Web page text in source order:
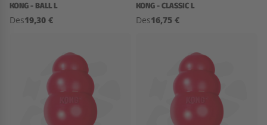
KONG - BALL L
Des19,30 €
KONG - CLASSIC L
Des16,75 €